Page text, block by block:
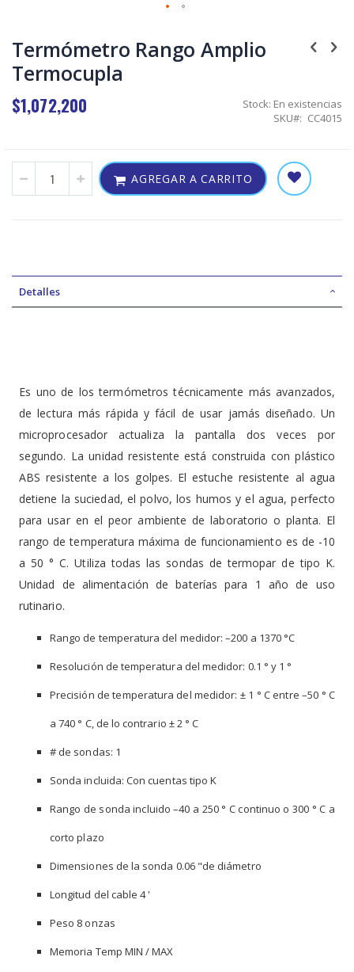
to
the
beginning
of
the
images
Termómetro Rango Amplio
Termocupla
$1,072,200 Stock: En existencias
SKU
CC4015
AGREGAR A CARRITO
Detalles
Es uno de los termómetros técnicamente más avanzados,
de lectura más rápida y fácil de usar jamás diseñado. Un
microprocesador actualiza la pantalla dos veces por
segundo. La unidad resistente está construida con plástico
ABS resistente a los golpes. El estuche resistente al agua
detiene la suciedad, el polvo, los humos y el agua, perfecto
para usar en el peor ambiente de laboratorio o planta. El
rango de temperatura máxima de funcionamiento es de -10
a 50 ° C. Utiliza todas las sondas de termopar de tipo K.
Unidad de alimentación de baterías para 1 año de uso
rutinario.
Rango de temperatura del medidor: –200 a 1370 °C
Resolución de temperatura del medidor: 0.1 ° y 1 °
Precisión de temperatura del medidor: ± 1 ° C entre –50 ° C
a 740 ° C, de lo contrario ± 2 ° C
# de sondas: 1
Sonda incluida: Con cuentas tipo K
Rango de sonda incluido –40 a 250 ° C continuo o 300 ° C a
corto plazo
Dimensiones de la sonda 0.06 "de diámetro
Longitud del cable 4 '
Peso 8 onzas
Memoria Temp MIN / MAX